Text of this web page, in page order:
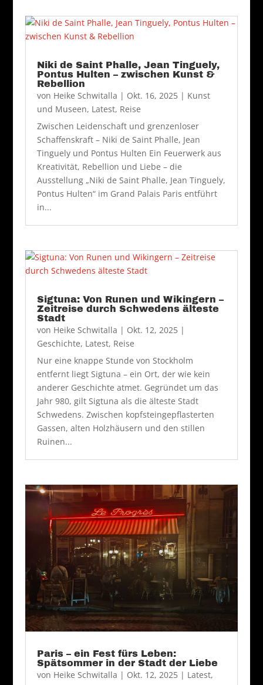
Niki de Saint Phalle, Jean Tinguely,
Pontus Hulten – zwischen Kunst &
Rebellion
von Heike Schwitalla | Okt. 16, 2025| Kunst
und Museen, Latest, Reise
Zwischen Leidenschaft und grenzenloser
Schaffenskraft – Niki de Saint Phalle, Jean
Tinguely und Pontus Hulten Ein Feuerwerk aus
Kreativität, Rebellion und Liebe – die
Ausstellung „Niki de Saint Phalle, Jean Tinguely,
Pontus Hulten“ im Grand Palais Paris entführt
in...
Sigtuna: Von Runen und Wikingern –
Zeitreise durch Schwedens älteste
Stadt
von Heike Schwitalla | Okt. 12, 2025|
Geschichte, Latest, Reise
Nur eine knappe Stunde von Stockholm
entfernt liegt Sigtuna – ein Ort, der wie kein
anderer Geschichte atmet. Gegründet um das
Jahr 980, gilt Sigtuna als die älteste Stadt
Schwedens. Zwischen kopfsteingepflasterten
Gassen, alten Holzhäusern und den stillen
Ruinen...
Paris – ein Fest fürs Leben:
Spätsommer in der Stadt der Liebe
von Heike Schwitalla | Okt. 12, 2025| Latest,